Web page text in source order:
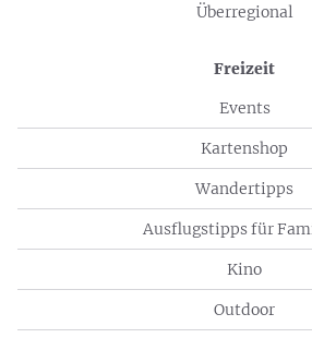
Überregional
Freizeit
Events
Kartenshop
Wandertipps
Ausflugstipps für
Kino
Outdoor